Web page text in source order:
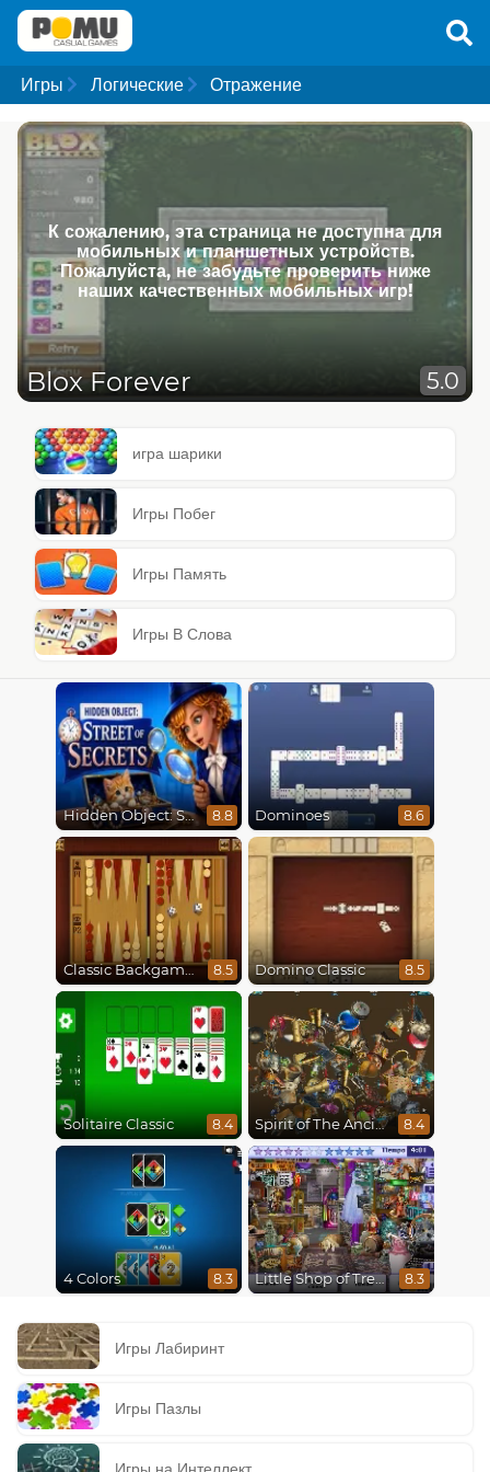
Игры Логические Отражение
К сожалению, эта страница не доступна для
мобильных и планшетных устройств.
Пожалуйста, не забудьте проверить ниже
наших качественных мобильных игр!
Blox Forever 5.0
игра шарики
Игры Побег
Игры Память
Игры В Слова
Hidden Object: Street Of Secrets 8.8 Dominoes 8.6
Classic Backgammon 8.5 Domino Classic 8.5
Solitaire Classic 8.4 Spirit of The Ancient Forest 8.4
4 Colors 8.3 Little Shop of Treasures 8.3
Игры Лабиринт
Игры Пазлы